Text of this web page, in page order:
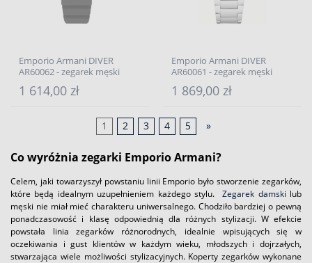
Emporio Armani DIVER
AR60062 - zegarek męski
1 614,00 zł
Emporio Armani DIVER
AR60061 - zegarek męski
1 869,00 zł
1 2 3 4 5 »
Co wyróżnia zegarki Emporio Armani?
Celem, jaki towarzyszył powstaniu linii Emporio było stworzenie zegarków,
które będą idealnym uzupełnieniem każdego stylu.Zegarek damski lub
męski nie miał mieć charakteru uniwersalnego. Chodziło bardziej o pewną
ponadczasowość i klasę odpowiednią dla różnych stylizacji. W efekcie
powstała linia zegarków różnorodnych, idealnie wpisujących się w
oczekiwania i gust klientów w każdym wieku, młodszych i dojrzałych,
stwarzająca wiele możliwości stylizacyjnych. Koperty zegarków wykonane